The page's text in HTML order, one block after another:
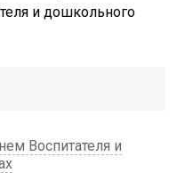
и дошкольного
Воспитателя и